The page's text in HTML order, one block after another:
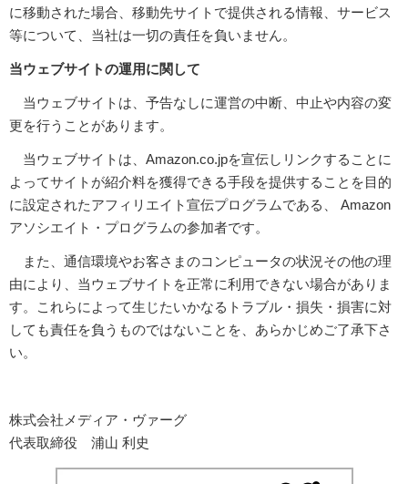
に移動された場合、移動先サイトで提供される情報、サービス
等について、当社は一切の責任を負いません。
当ウェブサイトの運用に関して
当ウェブサイトは、予告なしに運営の中断、中止や内容の変
更を行うことがあります。
当ウェブサイトは、Amazon.co.jpを宣伝しリンクすることに
よってサイトが紹介料を獲得できる手段を提供することを目的
に設定されたアフィリエイト宣伝プログラムである、 Amazon
アソシエイト・プログラムの参加者です。
また、通信環境やお客さまのコンピュータの状況その他の理
由により、当ウェブサイトを正常に利用できない場合がありま
す。これらによって生じたいかなるトラブル・損失・損害に対
しても責任を負うものではないことを、あらかじめご了承下さ
い。
株式会社メディア・ヴァーグ
代表取締役 浦山 利史